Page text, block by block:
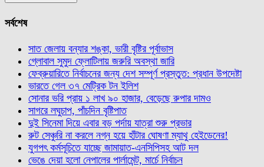
সর্বশেষ
সাত জেলায় বন্যার শঙ্কা, ভারী বৃষ্টির পূর্বাভাস
গ্লোবাল সুমুদ ফ্লোটিলায় জরুরি অবস্থা জারি
ফেব্রুয়ারিতে নির্বাচনের জন্য দেশ সম্পূর্ণ প্রস্তুত: প্রধান উপদেষ্টা
ভারতে গেল ৩৭ মেট্রিক টন ইলিশ
সোনার ভরি প্রায় ১ লাখ ৯০ হাজার, বেড়েছে রুপার দামও
সাগরে লঘুচাপ, পাঁচদিন বৃষ্টিপাত
দুই সিনেমা দিয়ে এবার বড় পর্দায় যাত্রা শুরু প্রভার
রুট সেঞ্চুরি না করলে নগ্ন হয়ে হাঁটার ঘোষণা ম্যাথু হেইডেনের!
যুগপৎ কর্মসূচিতে যাচ্ছে জামায়াত-এনসিপিসহ আট দল
ভেঙে দেয়া হলো নেপালের পার্লামেন্ট, মার্চে নির্বাচন